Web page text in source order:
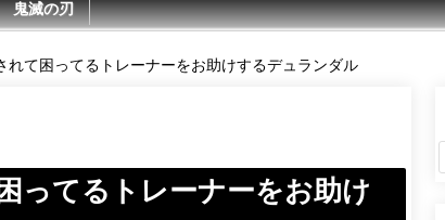
鬼滅の刃
れて困ってるトレーナーをお助けするデュランダル
ってるトレーナーをお助け